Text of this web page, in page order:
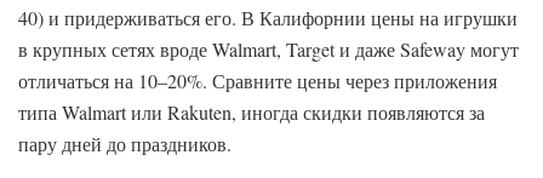
40) и придерживаться его. В Калифорнии цены на игрушки
в крупных сетях вроде Walmart, Target и даже Safeway могут
отличаться на 10–20%. Сравните цены через приложения
типа Walmart или Rakuten, иногда скидки появляются за
пару дней до праздников.